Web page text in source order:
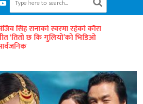
धुनः अधुरो सारङ्गी’ छायाङ्कनको